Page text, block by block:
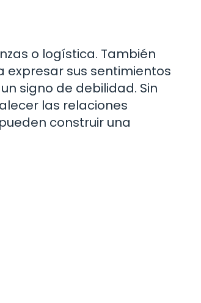
o logística. También
expresar sus sentimientos
signo de debilidad. Sin
las relaciones
construir una